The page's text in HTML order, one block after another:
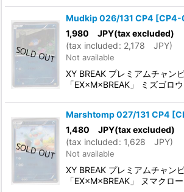
Mudkip 026/131 CP4 [CP4-
1,980 JPY(tax excluded)
(tax included: 2,178 JPY)
Not available
XY BREAK プレミアムチャン
「EX×M×BREAK」 ミズゴ
Marshtomp 027/131 CP4 [
1,480 JPY(tax excluded)
(tax included: 1,628 JPY)
Not available
XY BREAK プレミアムチャン
「EX×M×BREAK」 ヌマクロ